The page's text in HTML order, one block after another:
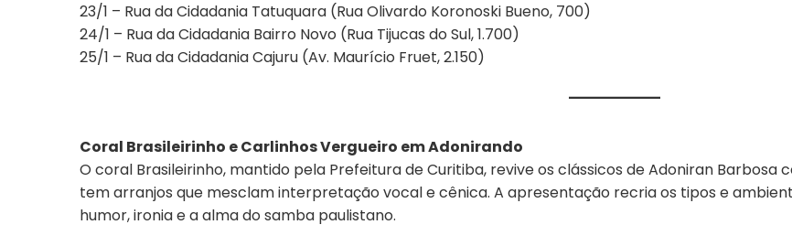
23/1 – Rua da Cidadania Tatuquara (Rua Olivardo Koronoski Bueno, 700)
24/1 – Rua da Cidadania Bairro Novo (Rua Tijucas do Sul, 1.700)
25/1 – Rua da Cidadania Cajuru (Av. Maurício Fruet, 2.150)
Coral Brasileirinho e Carlinhos Vergueiro em Adonirando
O coral Brasileirinho, mantido pela Prefeitura de Curitiba, revive os clássicos de Adoniran Barbosa
tem arranjos que mesclam interpretação vocal e cênica. A apresentação recria os tipos e
humor, ironia e a alma do samba paulistano.